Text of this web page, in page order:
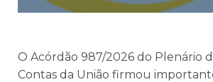
O Acórdão 987/2026 do Plenário
Contas da União firmou